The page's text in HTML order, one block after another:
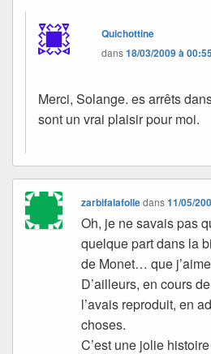
Quichottine
dans18/03/2009 à
Merci, Solange. es arrêts
sont un vrai plaisir pour moi.
zarbifalafolledans11/05/
Oh, je ne savais pas
quelque part dans la
de Monet… que
D’ailleurs, en cours
l’avais reproduit, en
choses.
C’est une jolie